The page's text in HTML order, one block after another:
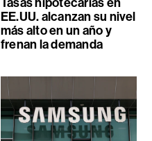
EE.UU. alcanzan su nivel
más alto en un año y
frenan la demanda